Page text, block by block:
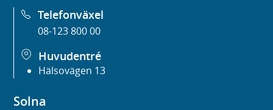
Telefonväxel
08-123 800 00
Huvudentré
Hälsovägen 13
Solna